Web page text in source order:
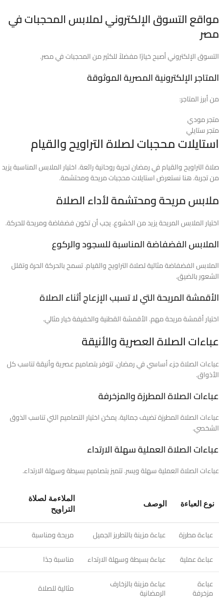
مواقع التسوق الإلكتروني لملابس المحجبات في
مصر
التسوق الإلكتروني أصبح خيارًا مفضلاً للكثير من المحجبات في مصر.
المتاجر الإلكترونية المصرية الموثوقة
من أبرز المتاجر:
متجر مودي
متجر ستايلي
استايلات محجبات لصلاة التراويح والقيام
صلاة التراويح والقيام في رمضان تجربة روحانية رائعة. اختيار الملابس المناسبة يزيد
من تجربة. هنا نستعرض استايلات محجبات مريحة ومحتشمة.
ملابس مريحة ومحتشمة لأداء الصلاة
اختيار الملابس المريحة يزيد من الخشوع. يجب أن تكون فضفاضة ومريحة للحركة.
الملابس الفضفاضة المناسبة للسجود والركوع
الملابس الفضفاضة مثالية لصلاة التراويح والقيام. تسمح بالحركة الحرة وتقلل
الشعور بالضيق.
الأقمشة المريحة التي لا تسبب الإزعاج أثناء الصلاة
اختيار أقمشة مريحة مهم. الأقمشة القطنية والخفيفة خيار مثالي.
عباءات الصلاة العصرية والأنيقة
عباءات الصلاة جزء أساسي في رمضان. تتوفر بتصاميم عصرية وأنيقة تناسب كل
الأذواق.
عباءات الصلاة المطرزة والمزخرفة
عباءات الصلاة المطرزة تضيف جمالية. يمكن اختيار التصاميم التي تناسب الذوق
الشخصي.
عباءات الصلاة العملية سهلة الارتداء
عباءات الصلاة العملية سهلة ويسر. تتميز بتصاميم بسيطة وسهلة الارتداء.
نوع العباءة الوصف
الملاءمة لصلاة
التراويح
عباءة مطرزة عباءة مزينة بالتطريز الجميل
مريحة ومناسبة
عباءة عملية
عباءة بسيطة وسهلة الارتداء
مناسبة جدًا
عباءة
مزخرفة
عباءة مزينة بالزخارف
الرمضانية مثالية للصلاة